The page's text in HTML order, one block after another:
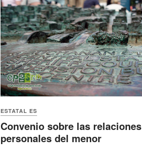
ESTATAL ES
Convenio sobre las relaciones
personales del menor